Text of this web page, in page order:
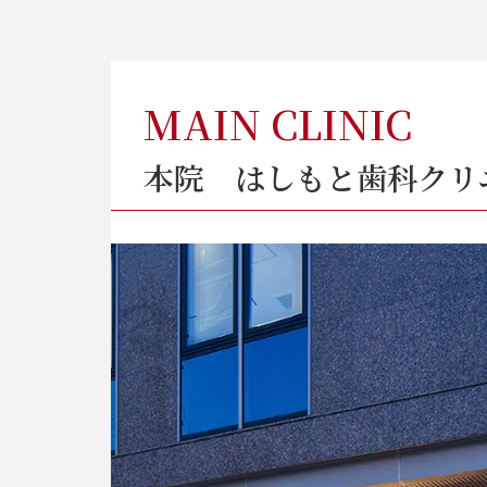
MAIN CLINIC
本院 はしもと歯科ク